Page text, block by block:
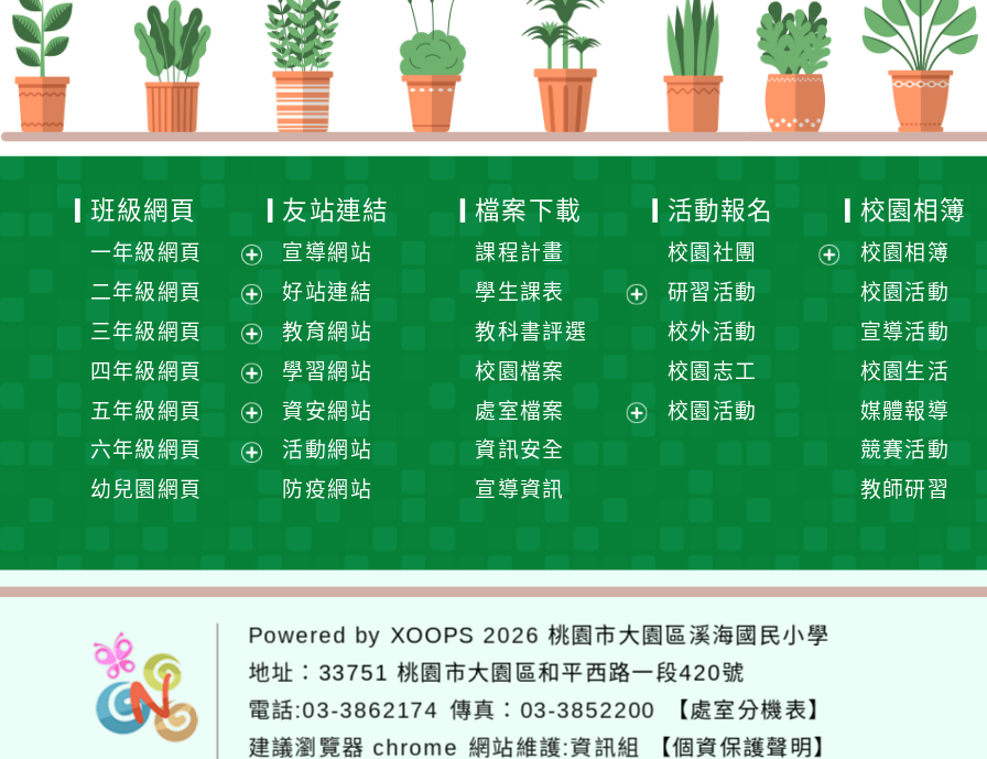
班級網頁
一年級網頁
展
開
選
單
二年級網頁
展
開
選
單
三年級網頁
展
選
單
四年級網頁
展
選
五年級網頁
展
六年級網頁
單
幼兒園網頁
友站連結
宣導網站
好站連結
教育網站
學習網站
資安網站
活動網站
防疫網站
檔案下載
課程計畫
學生課表
單
教科書評選
校園檔案
處室檔案
資訊安全
宣導資訊
活動報名
校園社團
研習活動
校外活動
校園志工
校園活動
校園相簿
校園相簿
校園活動
宣導活動
校園生活
媒體報導
競賽活動
教師研習
Powered by XOOPS 2026桃園市大園區溪海國民小學
地址： 33751 桃園市大園區和平西路一段420號
電話:03-3862174 傳真：03-3852200
【處室分機表】
建議瀏覽器 chrome 網站維護:資訊組 【個資保護聲明】